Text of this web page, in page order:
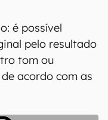
é possível
pelo resultado
tom ou
acordo com as